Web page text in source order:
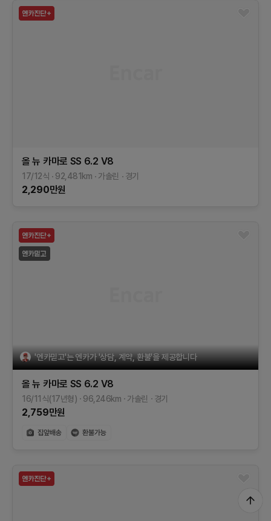
올 뉴 카마로 SS 6.2 V8
17/12식 92,481 km 가솔린 경기
2,290만원
'엔카믿고'는 엔카가 '상담, 계약, 환불'을 제공합니다
올 뉴 카마로 SS 6.2 V8
16/11식(17년형) 96,246km 가솔린 경기
2,759만원